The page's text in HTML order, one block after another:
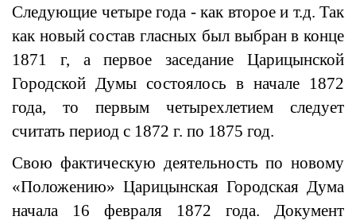
Следующие четыре года - как второе и т.д. Так
как новый состав гласных был выбран в конце
1871 г, а первое заседание Царицынской
Городской Думы состоялось в начале 1872
года, то первым четырехлетием следует
считать период с 1872 г. по 1875 год.
Свою фактическую деятельность по новому
«Положению» Царицынская Городская Дума
начала 16 февраля 1872 года. Документ